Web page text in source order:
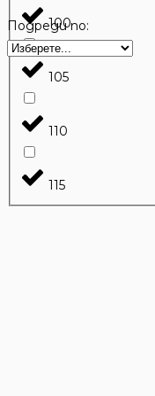
100
105
110
115
Подреди по: